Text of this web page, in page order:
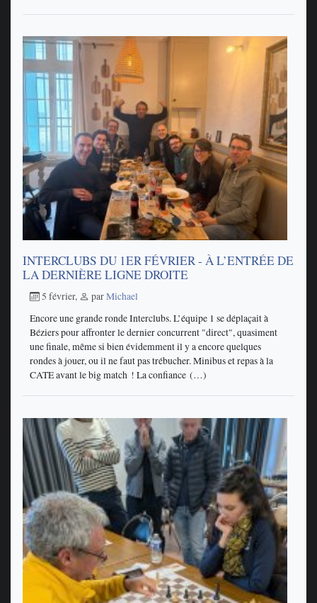
INTERCLUBS DU 1ER FÉVRIER - À L’ENTRÉE DE
LA DERNIÈRE LIGNE DROITE
5 février, parMichael
Encore une grande ronde Interclubs. L’équipe 1 se déplaçait à
Béziers pour affronter le dernier concurrent "direct", quasiment
une finale, même si bien évidemment il y a encore quelques
rondes à jouer, ou il ne faut pas trébucher. Minibus et repas à la
CATE avant le big match ! La confiance (…)